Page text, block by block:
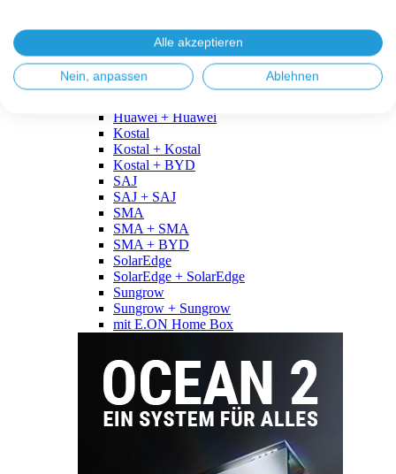
Fronius + BYD
GoodWe
GoodWe + GoodWe
GoodWe + BYD
Huawei + Huawei
Kostal
Kostal + Kostal
Kostal + BYD
SAJ
SAJ + SAJ
SMA
SMA + SMA
SMA + BYD
SolarEdge
SolarEdge + SolarEdge
Sungrow
Sungrow + Sungrow
mit E.ON Home Box
Alle akzeptieren
Nein, anpassen Ablehnen